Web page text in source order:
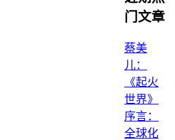
门文章
蔡美
儿：
《起火
世界》
序言：
全球化